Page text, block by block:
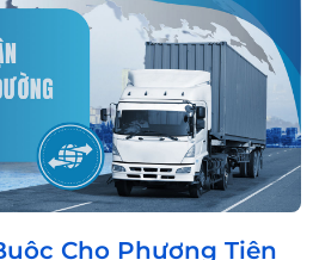
Cho Phương Tiện